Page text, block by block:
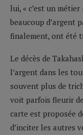
lui, « c’est un
beaucoup d’argent
finalement, ont été
Le décès de
l’argent dans les
souvent plus de
voit parfois fleurir de
carte est proposée
d’inciter les autres